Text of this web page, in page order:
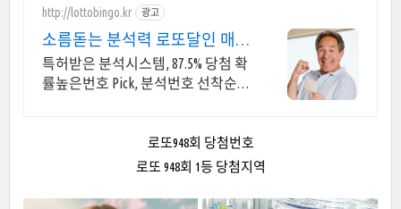
드립니다
http://lottobingo.kr 광고
소름돋는 분석력 로또달인 매주
2등 이상 당첨자 속출
특허받은 분석시스템, 87.5% 당첨 확
률높은번호 Pick, 분석번호 선착순
로또948회 당첨번호
로또 948회 1등 당첨지역